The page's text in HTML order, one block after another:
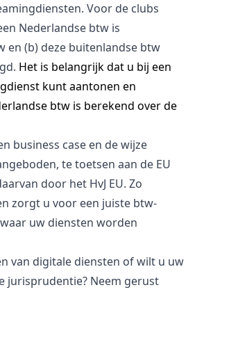
Voor de clubs
Nederlandse btw is
en (b) deze buitenlandse btw
Het is belangrijk dat u bij een
kunt aantonen en
btw is berekend over de
business case en de wijze
te toetsen aan de EU
door het HvJ EU. Zo
zorgt u voor een juiste btw-
uw diensten worden
van digitale diensten of wilt u uw
jurisprudentie? Neem gerust